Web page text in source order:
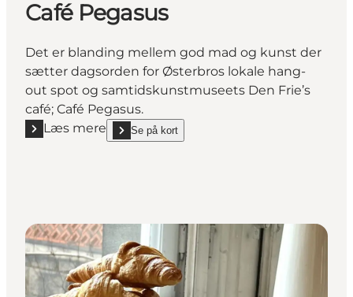
Café Pegasus
Det er blanding mellem god mad og kunst der
sætter dagsorden for Østerbros lokale hang-
out spot og samtidskunstmuseets Den Frie’s
café; Café Pegasus.
Læs mere
Læs mere "Café Pegasus"
Se på kort
show Café Pegasus on_map